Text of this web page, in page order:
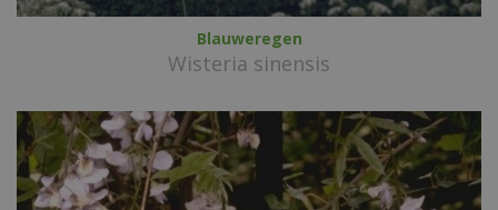
Blauweregen
Wisteria sinensis